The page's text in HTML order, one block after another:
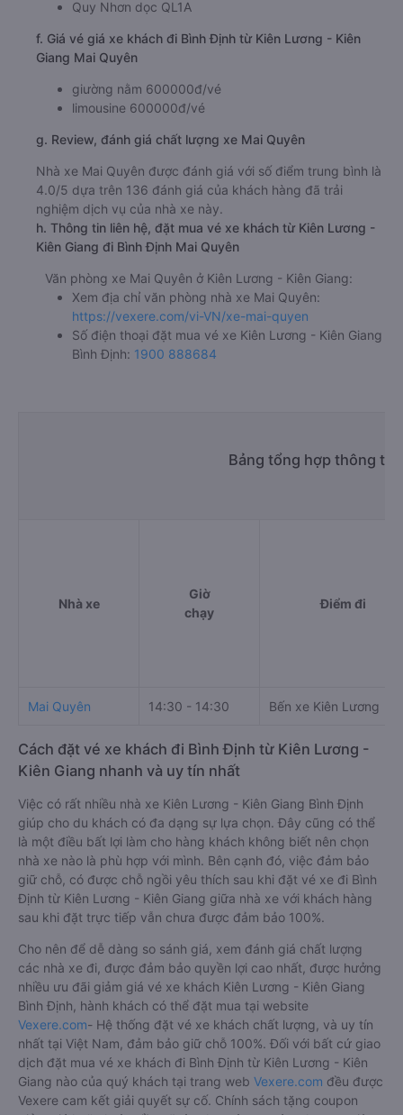
Bến xe Kiên Lương
e. Các điểm trả khách của nhà xe Mai Quyên
f. Giá vé giá xe khách đi Bình Định từ Kiên Lương - Kiên
limousine 600000đ/vé
g. Review, đánh giá chất lượng xe Mai Quyên
Nhà xe Mai Quyên được đánh giá với số điểm trung bình là
4.0/5 dựa trên 136 đánh giá của khách hàng đã trải
nghiệm dịch vụ của nhà xe này.
h. Thông tin liên hệ, đặt mua vé xe khách từ Kiên Lương -
Kiên Giang đi Bình Định Mai Quyên
Văn phòng xe Mai Quyên ở Kiên Lương - Kiên Giang:
Xem địa chỉ văn phòng nhà xe Mai Quyên:
Mai Quyên 14:30 - 14:30
Cách đặt vé xe khách đi Bình Định từ Kiên Lương -
Kiên Giang nhanh và uy tín nhất
Việc có rất nhiều nhà xe Kiên Lương - Kiên Giang Bình Định
giúp cho du khách có đa dạng sự lựa chọn. Đây cũng có thể
là một điều bất lợi làm cho hàng khách không biết nên chọn
nhà xe nào là phù hợp với mình. Bên cạnh đó, việc đảm bảo
giữ chỗ, có được chỗ ngồi yêu thích sau khi đặt vé xe đi Bình
Định từ Kiên Lương - Kiên Giang giữa nhà xe với khách hàng
sau khi đặt trực tiếp vẫn chưa được đảm bảo 100%.
Cho nên để dễ dàng so sánh giá, xem đánh giá chất lượng
các nhà xe đi, được đảm bảo quyền lợi cao nhất, được hưởng
nhiều ưu đãi giảm giá vé xe khách Kiên Lương - Kiên Giang
Bình Định, hành khách có thể đặt mua tại website
Vexere.com- Hệ thống đặt vé xe khách chất lượng, và uy tín
nhất tại Việt Nam, đảm bảo giữ chỗ 100%. Đối với bất cứ giao